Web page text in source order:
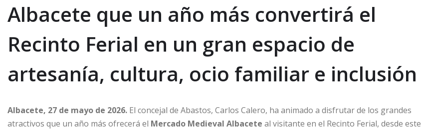
Albacete que un año más convertirá el
Recinto Ferial en un gran espacio de
artesanía, cultura, ocio familiar e inclusión
Albacete, 27 de mayo de 2026. El concejal de Abastos, Carlos Calero, ha animado a disfrutar de los grandes
atractivos que un año más ofrecerá el Mercado Medieval Albacete al visitante en el Recinto Ferial, desde este